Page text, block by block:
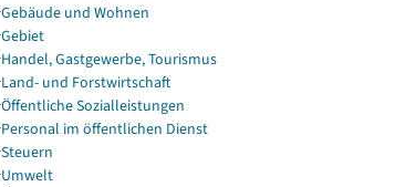
Gebäude und Wohnen
Gebiet
Handel, Gastgewerbe, Tourismus
Land- und Forstwirtschaft
Öffentliche Sozialleistungen
Personal im öffentlichen Dienst
Steuern
Umwelt